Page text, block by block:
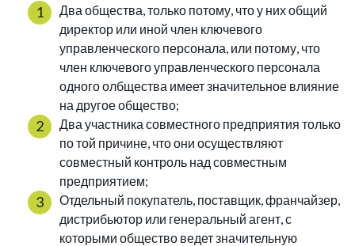
Два общества, только потому, что у них общий
директор или иной член ключевого
управленческого персонала, или потому, что
член ключевого управленческого персонала
одного олбщества имеет значительное влияние
на другое общество;
Два участника совместного предприятия только
по той причине, что они осуществляют
совместный контроль над совместным
предприятием;
Отдельный покупатель, поставщик, франчайзер,
дистрибьютор или генеральный агент, с
которыми общество ведет значительную